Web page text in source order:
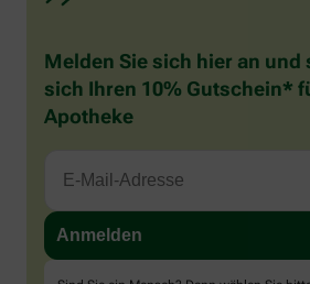
Melden Sie sich hier an und
sich Ihren 10% Gutschein*
Apotheke